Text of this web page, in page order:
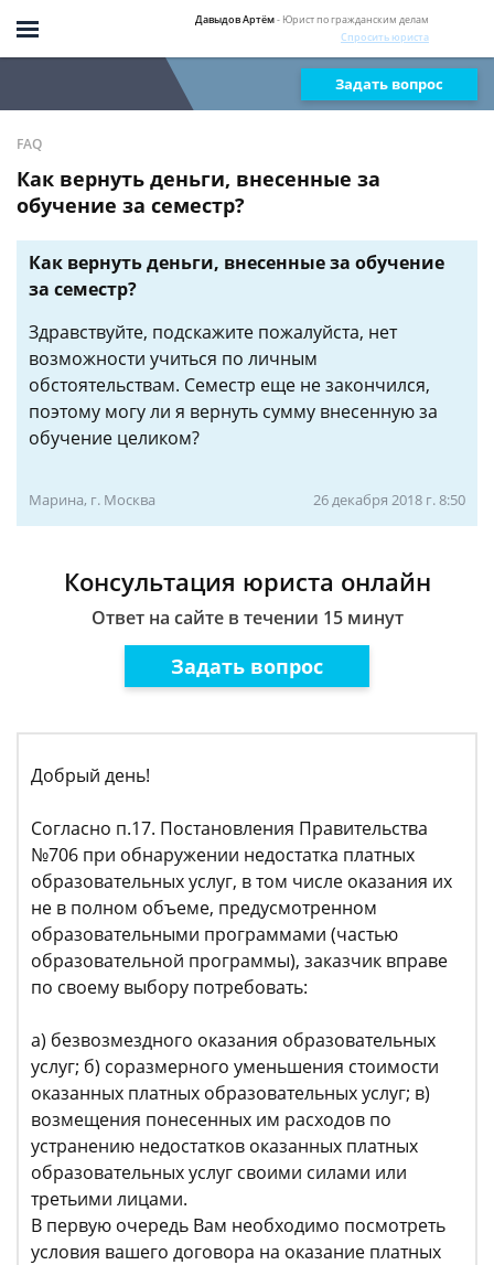
Давыдов Артём- Юрист по гражданским делам
Спросить юриста
Задать вопрос
FAQ
Как вернуть деньги, внесенные за
обучение за семестр?
Как вернуть деньги, внесенные за обучение
за семестр?
Здравствуйте, подскажите пожалуйста, нет
возможности учиться по личным
обстоятельствам. Семестр еще не закончился,
поэтому могу ли я вернуть сумму внесенную за
обучение целиком?
Марина, г. Москва 26 декабря 2018 г. 8:50
Консультация юриста онлайн
Ответ на сайте в течении 15 минут
Задать вопрос
Добрый день!
Согласно п.17. Постановления Правительства
№706 при обнаружении недостатка платных
образовательных услуг, в том числе оказания их
не в полном объеме, предусмотренном
образовательными программами (частью
образовательной программы), заказчик вправе
по своему выбору потребовать:
а) безвозмездного оказания образовательных
услуг; б) соразмерного уменьшения стоимости
оказанных платных образовательных услуг; в)
возмещения понесенных им расходов по
устранению недостатков оказанных платных
образовательных услуг своими силами или
третьими лицами.
В первую очередь Вам необходимо посмотреть
условия вашего договора на оказание платных